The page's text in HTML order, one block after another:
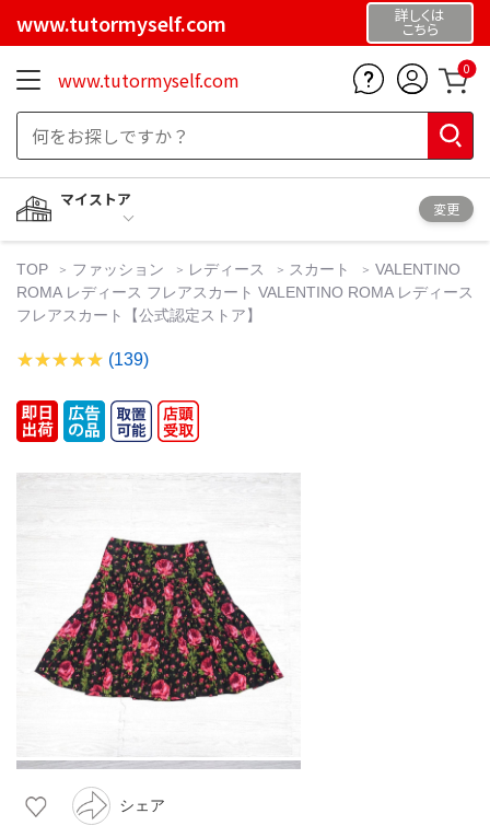
www.tutormyself.com 詳しくは
こちら
www.tutormyself.com 0
マイストア
変更
TOP ファッション レディース スカート
VALENTINO
ROMA レディース フレアスカート VALENTINO ROMA レディース
フレアスカート【公式認定ストア】
(139)
シェア